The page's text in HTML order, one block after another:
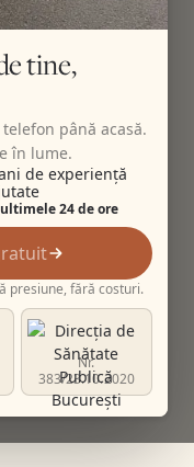
tine,
până acasă.
în lume.
de experiență
24 de ore
presiune, fără costuri.
Nr.
383/23.10.2020